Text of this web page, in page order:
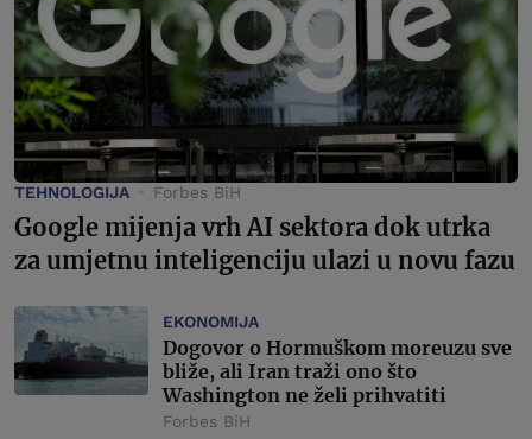
TEHNOLOGIJA Forbes BiH
Google mijenja vrh AI sektora dok utrka
za umjetnu inteligenciju ulazi u novu fazu
EKONOMIJA
Dogovor o Hormuškom moreuzu sve
bliže, ali Iran traži ono što
Washington ne želi prihvatiti
Forbes BiH